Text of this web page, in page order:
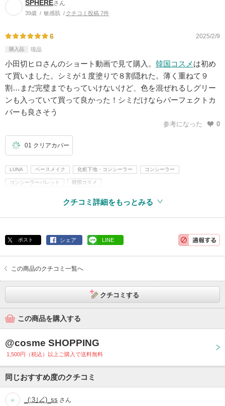
SPHEREさん
39歳 敏感肌 クチコミ投稿 7件
6 2025/2/9
購入品 現品
小田切ヒロさんのショート動画で見て購入。 韓国コスメ は初め
て買いました。シミが１度塗りで８割隠れた。薄く重ねて９
割…まだ完璧までもっていけないけど、色を混ぜれるしグリー
ンも入っていて買って良かった！シミだけならパーフェクトカ
バーも良さそう
参考になった 0
01 クリアカバー
LUNA ベースメイク 化粧下地・コンシーラー コンシーラー
コンシーラーパレット 韓国コスメ
クチコミ詳細をもっとみる
ポスト シェア LINE
この商品のクチコミ一覧へ
クチコミする
この商品を購入する
@cosme SHOPPING
1,500円（税込）以上ご購入で送料無料
同じおすすめ度のクチコミ
_(:3｣∠)_ss さん